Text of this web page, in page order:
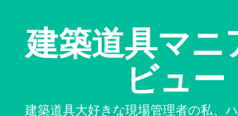
建築道具マニ
ビュー
建築道具大好きな現場管理者の私、